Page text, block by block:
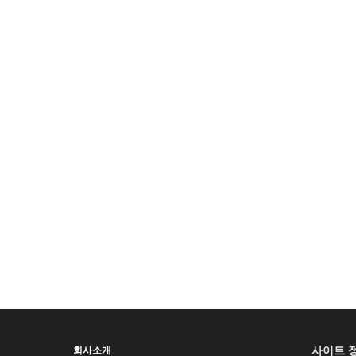
회사소개 사이트